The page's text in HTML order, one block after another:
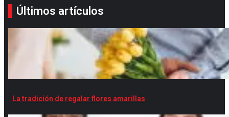
Últimos artículos
La tradición de regalar flores amarillas